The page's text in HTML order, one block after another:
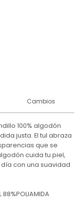
Cambios
100% algodón
justa. El tul abraza
que se
cuida tu piel,
con una suavidad
88%POLIAMIDA